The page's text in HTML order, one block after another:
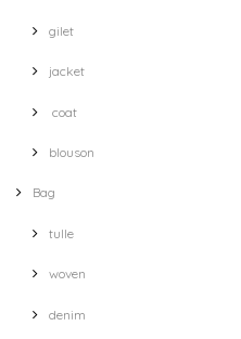
gilet
jacket
coat
blouson
Bag
tulle
woven
denim